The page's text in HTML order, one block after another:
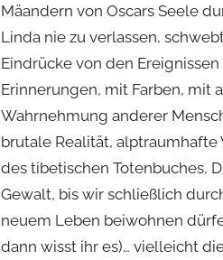
Mäandern von Oscars Seele
Linda nie zu verlassen,
Eindrücke von den
Erinnerungen, mit Farben, mit
Wahrnehmung anderer
brutale Realität, alptraumhafte
des tibetischen Totenbuches,
Gewalt, bis wir schließlich
neuem Leben beiwohnen
dann wisst ihr es)… vielleicht